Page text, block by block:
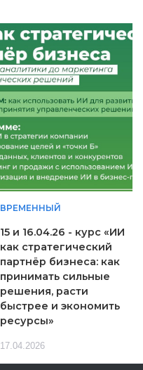
ВРЕМЕННЫЙ
15 и 16.04.26 - курс «ИИ
как стратегический
партнёр бизнеса: как
принимать сильные
решения, расти
быстрее и экономить
ресурсы»
17.04.2026